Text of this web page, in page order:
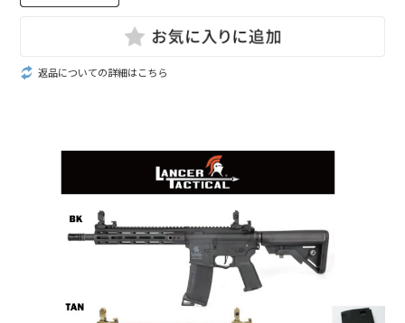
返品についての詳細はこちら